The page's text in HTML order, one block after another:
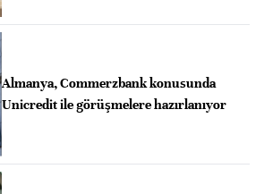
Almanya, Commerzbank konusunda
Unicredit ile görüşmelere hazırlanıyor